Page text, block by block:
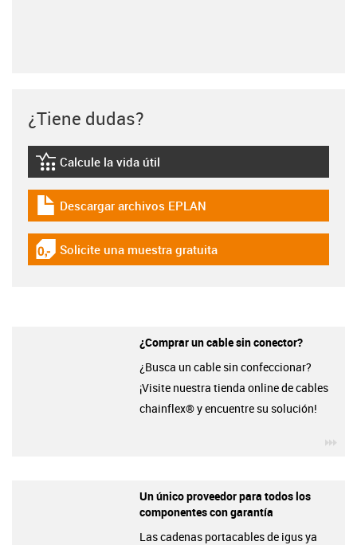
¿Tiene dudas?
igus-icon-lebensdauerrechner
Calcule la vida útil
igus-icon-download-plan
Descargar archivos EPLAN
igus-icon-gratismuster
Solicite una muestra gratuita
¿Comprar un cable sin conector?
¿Busca un cable sin confeccionar?
¡Visite nuestra tienda online de cables
chainflex® y encuentre su solución!
Un único proveedor para todos los
componentes con garantía
Las cadenas portacables de igus ya